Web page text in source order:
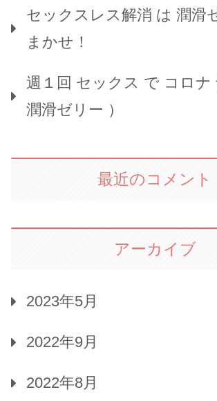
セックスレス解消 は 潤滑
まかせ！
週１回 セックス で コロナ
潤滑ゼリー ）
最近のコメント
アーカイブ
2023年5月
2022年9月
2022年8月